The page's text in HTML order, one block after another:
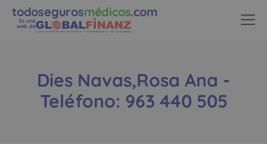
todosegurosmédicos.com
Es una
web de
Dies Navas,Rosa Ana -
Teléfono: 963 440 505